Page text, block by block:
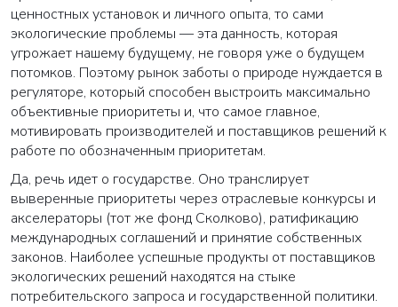
ценностных установок и личного опыта, то сами
экологические проблемы — эта данность, которая
угрожает нашему будущему, не говоря уже о будущем
потомков. Поэтому рынок заботы о природе нуждается в
регуляторе, который способен выстроить максимально
объективные приоритеты и, что самое главное,
мотивировать производителей и поставщиков решений к
работе по обозначенным приоритетам.
Да, речь идет о государстве. Оно транслирует
выверенные приоритеты через отраслевые конкурсы и
акселераторы (тот же фонд Сколково), ратификацию
международных соглашений и принятие собственных
законов. Наиболее успешные продукты от поставщиков
экологических решений находятся на стыке
потребительского запроса и государственной политики.